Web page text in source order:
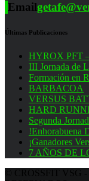
Email
Últimas Publicaciones
HYROX PFT
III Jornada de
Formación en
BARBACOA
VERSUS
HARD
Segunda
!Enhorabuena
¡Ganadores
7 AÑOS DE